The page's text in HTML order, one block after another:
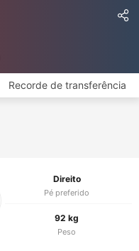
Recorde de transferência
Direito
Pé preferido
92 kg
Peso